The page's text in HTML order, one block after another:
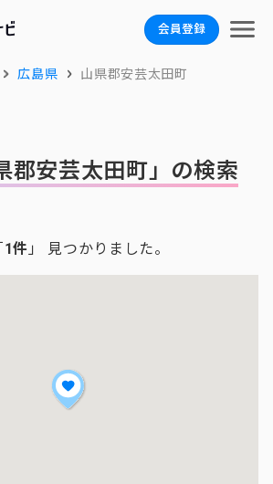
会員登録
広島県 山県郡安芸太田町
郡安芸太田町」の検索
1件 」 見つかりました。